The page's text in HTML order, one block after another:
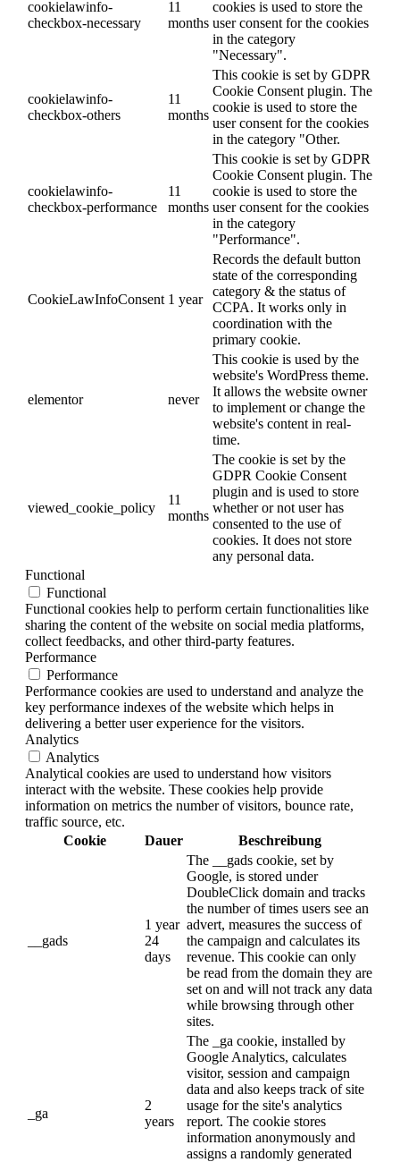
cookielawinfo-
checkbox-necessary
11
months
cookies is used to store the
user consent for the cookies
in the category
"Necessary".
cookielawinfo-
checkbox-others
11
months
This cookie is set by GDPR
Cookie Consent plugin. The
cookie is used to store the
user consent for the cookies
in the category "Other.
cookielawinfo-
checkbox-performance
11
months
This cookie is set by GDPR
Cookie Consent plugin. The
cookie is used to store the
user consent for the cookies
in the category
"Performance".
CookieLawInfoConsent 1 year
Records the default button
state of the corresponding
category & the status of
CCPA. It works only in
coordination with the
primary cookie.
elementor never
This cookie is used by the
website's WordPress theme.
It allows the website owner
to implement or change the
website's content in real-
time.
viewed_cookie_policy
11
months
The cookie is set by the
GDPR Cookie Consent
plugin and is used to store
whether or not user has
consented to the use of
cookies. It does not store
any personal data.
Functional
Functional
Functional cookies help to perform certain functionalities like
sharing the content of the website on social media platforms,
collect feedbacks, and other third-party features.
Performance
Performance
Performance cookies are used to understand and analyze the
key performance indexes of the website which helps in
delivering a better user experience for the visitors.
Analytics
Analytics
Analytical cookies are used to understand how visitors
interact with the website. These cookies help provide
information on metrics the number of visitors, bounce rate,
traffic source, etc.
Cookie
Dauer Beschreibung
__gads
1 year
24
days
The __gads cookie, set by
Google, is stored under
DoubleClick domain and tracks
the number of times users see an
advert, measures the success of
the campaign and calculates its
revenue. This cookie can only
be read from the domain they are
set on and will not track any data
while browsing through other
sites.
_ga
2
years
The _ga cookie, installed by
Google Analytics, calculates
visitor, session and campaign
data and also keeps track of site
usage for the site's analytics
report. The cookie stores
information anonymously and
assigns a randomly generated